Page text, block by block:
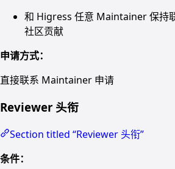
和 Higress 任意 Maintainer 保持
社区贡献
申请方式：
直接联系 Maintainer 申请
Reviewer 头衔
Section titled “Reviewer 头衔”
条件：